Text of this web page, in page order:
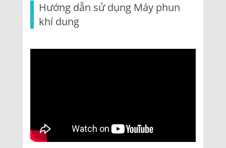
Hướng dẫn sử dụng Máy phun
khí dung